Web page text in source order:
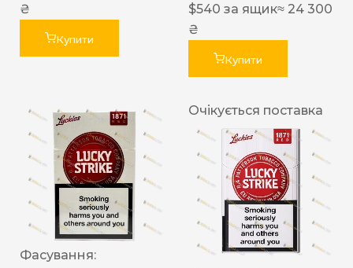
₴
Купити
$540 за ящик≈ 24 300
₴
Купити
Фасування:
Очікується поставка